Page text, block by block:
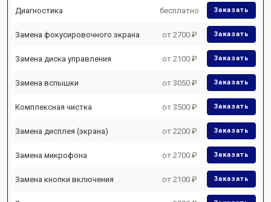
Диагностика бесплатно Заказать
Замена фокусировочного экрана от 2700 ₽ Заказать
Замена диска управления от 2100 ₽ Заказать
Замена вспышки от 3050 ₽ Заказать
Комплексная чистка от 3500 ₽ Заказать
Замена дисплея (экрана) от 2200 ₽ Заказать
Замена микрофона от 2700 ₽ Заказать
Замена кнопки включения от 2100 ₽ Заказать